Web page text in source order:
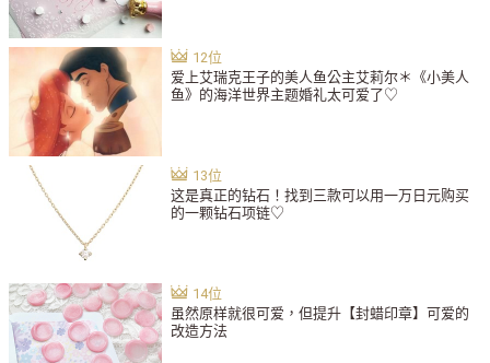
爱上艾瑞克王子的美人鱼公主艾莉尔＊《小美人
鱼》的海洋世界主题婚礼太可爱了♡
这是真正的钻石！找到三款可以用一万日元购买
的一颗钻石项链♡
虽然原样就很可爱，但提升【封蜡印章】可爱的
改造方法